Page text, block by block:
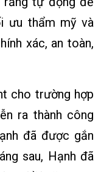
ưu thẩm mỹ và
xác, an toàn,
cho trường hợp
ra thành công
đã được gắn
sau, Hạnh đã